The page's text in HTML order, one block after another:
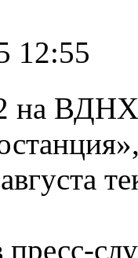
12:55
ВДНХ